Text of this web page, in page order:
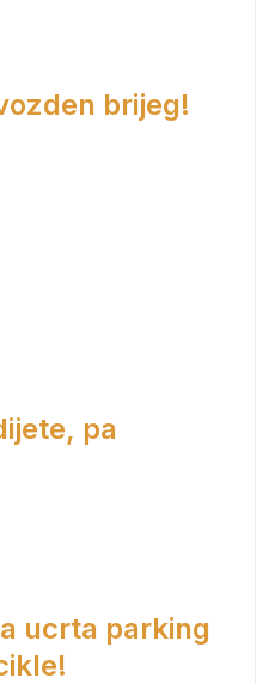
brijeg!
pa
ucrta parking